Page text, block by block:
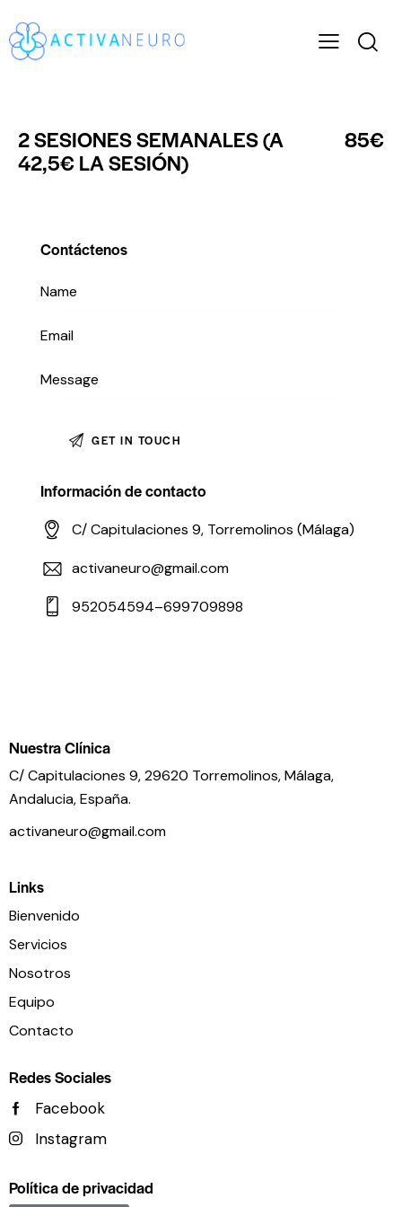
2 SESIONES SEMANALES (A
42,5€ LA SESIÓN)
85€
Contáctenos
Información de contacto
C/ Capitulaciones 9, Torremolinos (Málaga)
activaneuro@gmail.com
952054594–699709898
Nuestra Clínica
C/ Capitulaciones 9, 29620 Torremolinos,Málaga,
Andalucia,España.
activaneuro@gmail.com
Links
Bienvenido
Servicios
Nosotros
Equipo
Contacto
Redes Sociales
Facebook
Instagram
Política de privacidad